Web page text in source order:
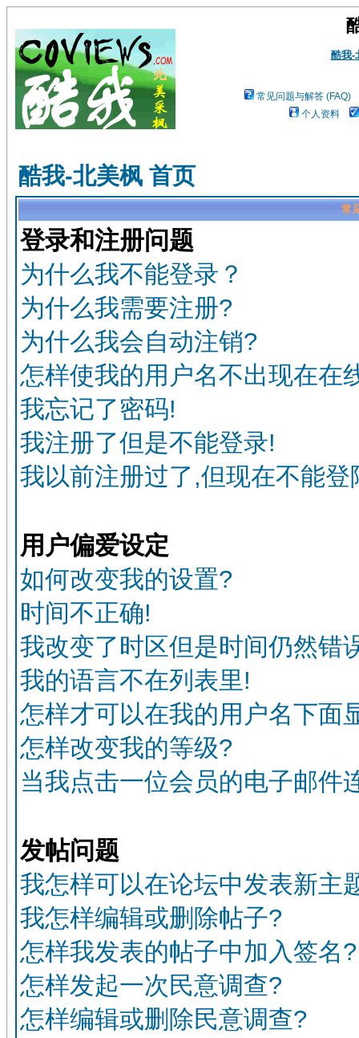
酷我-
常见问题与解答 (FAQ)
个人资料
酷我-北美枫 首页
常
登录和注册问题
为什么我不能登录？
为什么我需要注册?
为什么我会自动注销?
怎样使我的用户名不出现在在
我忘记了密码!
我注册了但是不能登录!
我以前注册过了,但现在不能登
用户偏爱设定
如何改变我的设置?
时间不正确!
我改变了时区但是时间仍然错
我的语言不在列表里!
怎样才可以在我的用户名下面
怎样改变我的等级?
当我点击一位会员的电子邮件
发帖问题
我怎样可以在论坛中发表新主
我怎样编辑或删除帖子?
怎样我发表的帖子中加入签名?
怎样发起一次民意调查?
怎样编辑或删除民意调查?